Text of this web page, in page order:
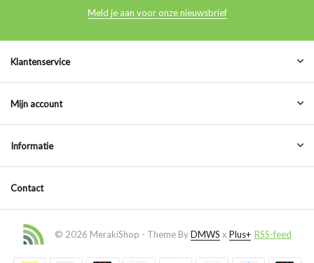
Meld je aan voor onze nieuwsbrief
Klantenservice
Mijn account
Informatie
Contact
© 2026 MerakiShop - Theme ByDMWS x Plus+ RSS-feed